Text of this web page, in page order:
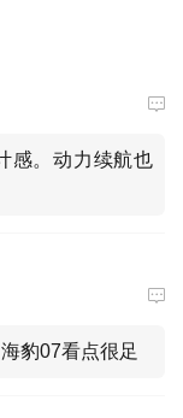
感。动力续航也
豹07看点很足